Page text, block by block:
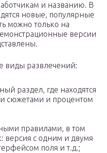
и названию. В
новые, популярные
можно только на
версии
виды развлечений:
раздел, где находятся
сюжетами и процентом
правилами, в том
версия с одним и двумя
поля и т.д.;